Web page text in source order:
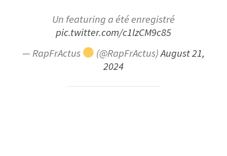
Un featuring a été enregistré
pic.twitter.com/c1lzCM9c85
— RapFrActus
(@RapFrActus)August 21,
2024